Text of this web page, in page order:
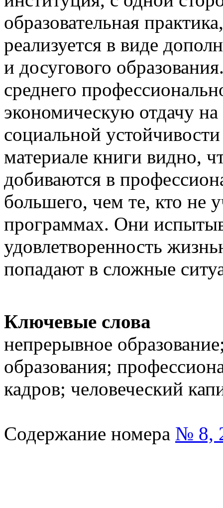
образовательная
реализуется в виде
и досугового
среднего
экономическую отдачу
социальной
материале книги видно,
добиваются в
большего, чем те, кто не
программах. Они
удовлетворенность
попадают в сложные
Ключевые слова
непрерывное
образования;
кадров; человеческий
Содержание номера № 8,